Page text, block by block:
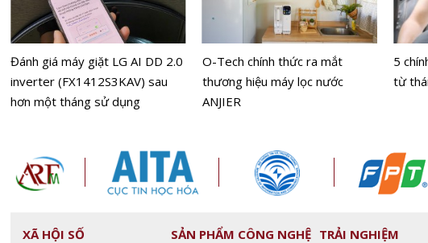
Đánh giá máy giặt LG AI DD 2.0
inverter (FX1412S3KAV) sau
hơn một tháng sử dụng
O-Tech chính thức ra mắt
thương hiệu máy lọc nước
ANJIER
5
từ
XÃ HỘI SỐ
SẢN PHẨM CÔNG NGHỆ TRẢI NGHIỆM